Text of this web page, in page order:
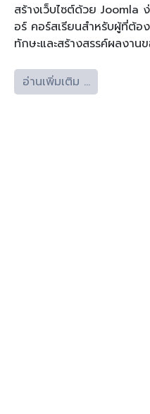
สร้างเว็บไซต์ด้วย Joomla
อร์ คอร์สเรียนสำหรับผู้ที่ต้อ
ทักษะและสร้างสรรค์ผลงา
อ่านเพิ่มเติม …